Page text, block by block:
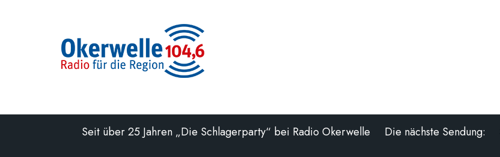
Seit über 25 Jahren „Die Schlagerparty“ bei Radio Okerwelle Die nächste Sendung: